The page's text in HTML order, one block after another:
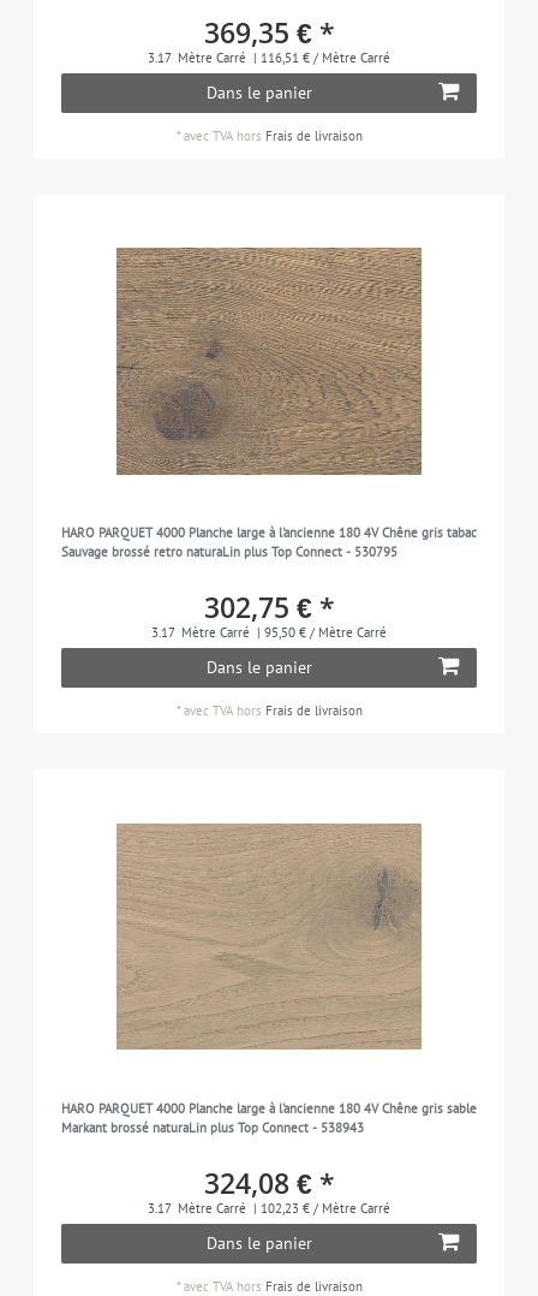
369,35 € *
3.17 Mètre Carré | 116,51 € / Mètre Carré
Dans le panier
*avec TVAhors Frais de livraison
HARO PARQUET 4000 Planche large à l'ancienne 180 4V Chêne gris tabac
Sauvage brossé retro naturaLin plus Top Connect - 530795
302,75 € *
3.17 Mètre Carré | 95,50 € / Mètre Carré
Dans le panier
*avec TVAhors Frais de livraison
HARO PARQUET 4000 Planche large à l'ancienne 180 4V Chêne gris sable
Markant brossé naturaLin plus Top Connect - 538943
324,08 € *
3.17 Mètre Carré | 102,23 € / Mètre Carré
Dans le panier
*avec TVAhors Frais de livraison